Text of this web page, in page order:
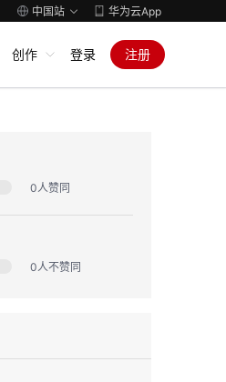
中国站 华为云App
创作 登录 注册
0人赞同
0人不赞同